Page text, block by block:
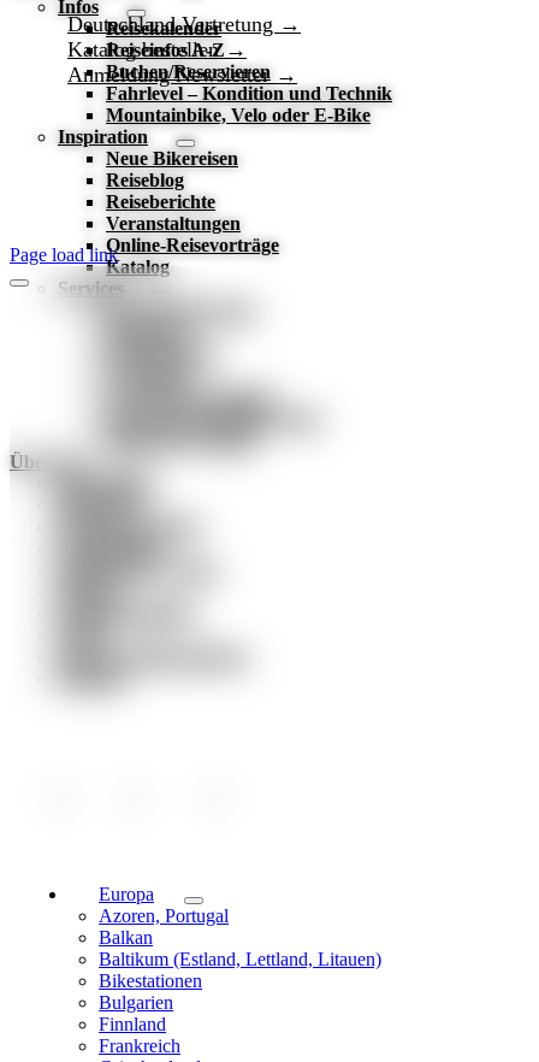
Infos
Reisekalender
Reiseinfos A-Z
Buchen/Reservieren
Fahrlevel – Kondition und Technik
Mountainbike, Velo oder E-Bike
Inspiration
Neue Bikereisen
Reiseblog
Reiseberichte
Veranstaltungen
Online-Reisevorträge
Katalog
Services
Geschenk-Gutschein
Über uns
Deutschland Vertretung →
Katalog bestellen →
Anmeldung Newsletter →
Page load link
Europa
Azoren, Portugal
Balkan
Baltikum (Estland, Lettland, Litauen)
Bikestationen
Bulgarien
Finnland
Frankreich